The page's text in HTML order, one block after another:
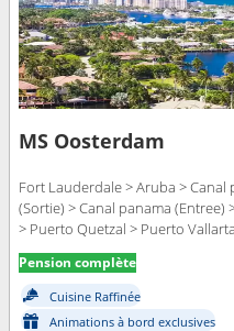
MS Oosterdam
Fort Lauderdale > Aruba > Canal
(Sortie) > Canal panama (Entree)
> Puerto Quetzal > Puerto
Pension complète
Cuisine Raffinée
Animations à bord exclusives